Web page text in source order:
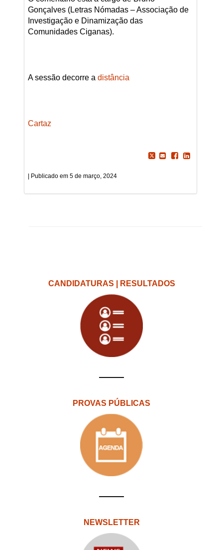
Gonçalves (Letras Nómadas – Associação de
Investigação e Dinamização das
Comunidades Ciganas).
A sessão decorre a distância
Cartaz
5 de março, 2024
CANDIDATURAS | RESULTADOS
PROVAS PÚBLICAS
NEWSLETTER